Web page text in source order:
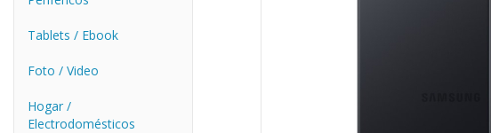
Tablets / Ebook
Foto / Video
Hogar /
Electrodomésticos